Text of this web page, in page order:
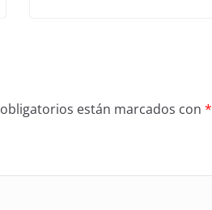
están marcados con *